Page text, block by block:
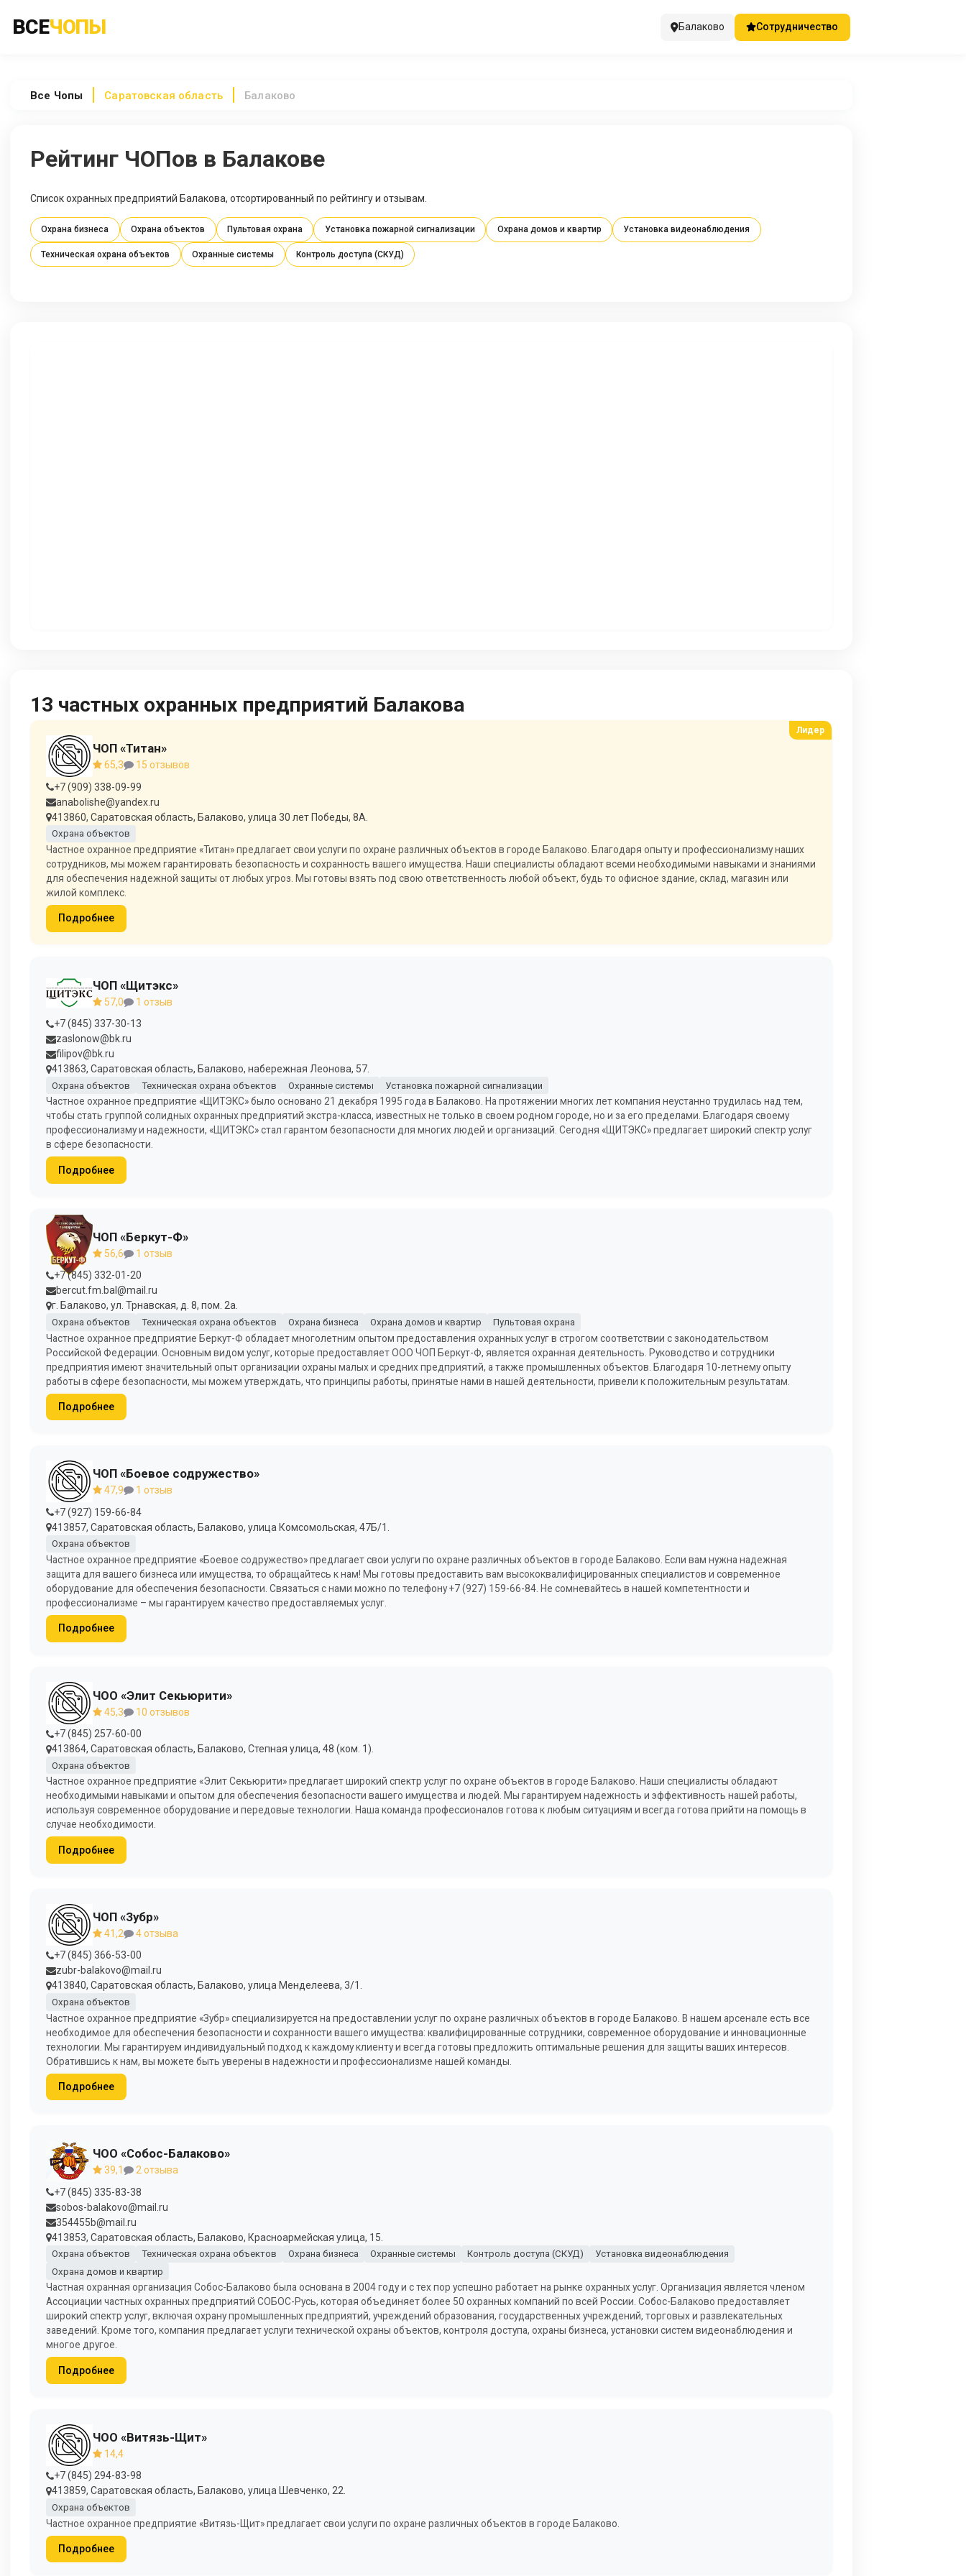
ВСЕЧОПЫ Балаково Сотрудничество
Все Чопы Саратовская область Балаково
Рейтинг ЧОПов в Балакове
Список охранных предприятий Балакова, отсортированный по рейтингу и отзывам.
Охрана бизнеса Охрана объектов Пультовая охрана Установка пожарной сигнализации Охрана домов и квартир Установка видеонаблюдения
Техническая охрана объектов Охранные системы Контроль доступа (СКУД)
13 частных охранных предприятий Балакова
ЧОП «Титан»
65,3
15 отзывов
+7 (909) 338-09-99
anabolishe@yandex.ru
413860, Саратовская область, Балаково, улица 30 лет Победы, 8А.
Охрана объектов
Частное охранное предприятие «Титан» предлагает свои услуги по охране различных объектов в городе Балаково. Благодаря опыту и профессионализму наших
сотрудников, мы можем гарантировать безопасность и сохранность вашего имущества. Наши специалисты обладают всеми необходимыми навыками и знаниями
для обеспечения надежной защиты от любых угроз. Мы готовы взять под свою ответственность любой объект, будь то офисное здание, склад, магазин или
жилой комплекс.
Подробнее
ЧОП «Щитэкс»
57,0
1 отзыв
+7 (845) 337-30-13
zaslonow@bk.ru
filipov@bk.ru
413863, Саратовская область, Балаково, набережная Леонова, 57.
Охрана объектов Техническая охрана объектов Охранные системы Установка пожарной сигнализации
Частное охранное предприятие «ЩИТЭКС» было основано 21 декабря 1995 года в Балаково. На протяжении многих лет компания неустанно трудилась над тем,
чтобы стать группой солидных охранных предприятий экстра-класса, известных не только в своем родном городе, но и за его пределами. Благодаря своему
профессионализму и надежности, «ЩИТЭКС» стал гарантом безопасности для многих людей и организаций. Сегодня «ЩИТЭКС» предлагает широкий спектр услуг
в сфере безопасности.
Подробнее
ЧОП «Беркут-Ф»
56,6
1 отзыв
+7 (845) 332-01-20
bercut.fm.bal@mail.ru
г. Балаково, ул. Трнавская, д. 8, пом. 2а.
Охрана объектов Техническая охрана объектов Охрана бизнеса Охрана домов и квартир Пультовая охрана
Частное охранное предприятие Беркут-Ф обладает многолетним опытом предоставления охранных услуг в строгом соответствии с законодательством
Российской Федерации. Основным видом услуг, которые предоставляет ООО ЧОП Беркут-Ф, является охранная деятельность. Руководство и сотрудники
предприятия имеют значительный опыт организации охраны малых и средних предприятий, а также промышленных объектов. Благодаря 10-летнему опыту
работы в сфере безопасности, мы можем утверждать, что принципы работы, принятые нами в нашей деятельности, привели к положительным результатам.
Подробнее
ЧОП «Боевое содружество»
47,9
1 отзыв
+7 (927) 159-66-84
413857, Саратовская область, Балаково, улица Комсомольская, 47Б/1.
Охрана объектов
Частное охранное предприятие «Боевое содружество» предлагает свои услуги по охране различных объектов в городе Балаково. Если вам нужна надежная
защита для вашего бизнеса или имущества, то обращайтесь к нам! Мы готовы предоставить вам высококвалифицированных специалистов и современное
оборудование для обеспечения безопасности. Связаться с нами можно по телефону +7 (927) 159-66-84. Не сомневайтесь в нашей компетентности и
профессионализме – мы гарантируем качество предоставляемых услуг.
Подробнее
ЧОО «Элит Секьюрити»
45,3
10 отзывов
+7 (845) 257-60-00
413864, Саратовская область, Балаково, Степная улица, 48 (ком. 1).
Охрана объектов
Частное охранное предприятие «Элит Секьюрити» предлагает широкий спектр услуг по охране объектов в городе Балаково. Наши специалисты обладают
необходимыми навыками и опытом для обеспечения безопасности вашего имущества и людей. Мы гарантируем надежность и эффективность нашей работы,
используя современное оборудование и передовые технологии. Наша команда профессионалов готова к любым ситуациям и всегда готова прийти на помощь в
случае необходимости.
Подробнее
ЧОП «Зубр»
41,2
4 отзыва
+7 (845) 366-53-00
zubr-balakovo@mail.ru
413840, Саратовская область, Балаково, улица Менделеева, 3/1.
Охрана объектов
Частное охранное предприятие «Зубр» специализируется на предоставлении услуг по охране различных объектов в городе Балаково. В нашем арсенале есть все
необходимое для обеспечения безопасности и сохранности вашего имущества: квалифицированные сотрудники, современное оборудование и инновационные
технологии. Мы гарантируем индивидуальный подход к каждому клиенту и всегда готовы предложить оптимальные решения для защиты ваших интересов.
Обратившись к нам, вы можете быть уверены в надежности и профессионализме нашей команды.
Подробнее
ЧОО «Собос-Балаково»
39,1
2 отзыва
+7 (845) 335-83-38
sobos-balakovo@mail.ru
354455b@mail.ru
413853, Саратовская область, Балаково, Красноармейская улица, 15.
Охрана объектов Техническая охрана объектов Охрана бизнеса Охранные системы Контроль доступа (СКУД)
Установка видеонаблюдения
Охрана домов и квартир
Частная охранная организация Собос-Балаково была основана в 2004 году и с тех пор успешно работает на рынке охранных услуг. Организация является членом
Ассоциации частных охранных предприятий СОБОС-Русь, которая объединяет более 50 охранных компаний по всей России. Собос-Балаково предоставляет
широкий спектр услуг, включая охрану промышленных предприятий, учреждений образования, государственных учреждений, торговых и развлекательных
заведений. Кроме того, компания предлагает услуги технической охраны объектов, контроля доступа, охраны бизнеса, установки систем видеонаблюдения и
многое другое.
Подробнее
ЧОО «Витязь-Щит»
14,4
+7 (845) 294-83-98
413859, Саратовская область, Балаково, улица Шевченко, 22.
Охрана объектов
Частное охранное предприятие «Витязь-Щит» предлагает свои услуги по охране различных объектов в городе Балаково.
Подробнее